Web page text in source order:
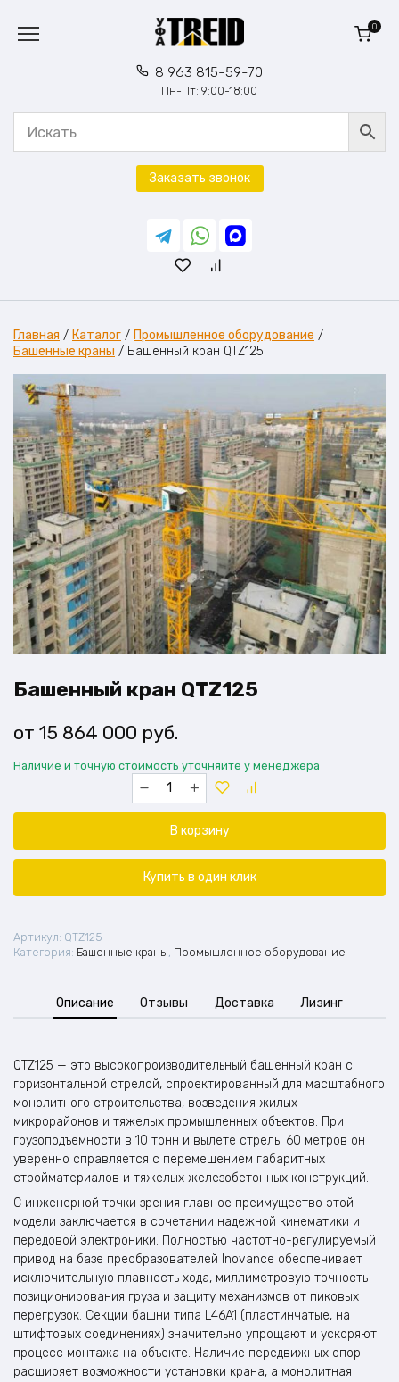
содержанию
8 963 815-59-70
Пн-Пт: 9:00-18:00
0
Заказать звонок
Главная / Каталог / Промышленное оборудование /
Башенные краны / Башенный кран QTZ125
Башенный кран QTZ125
15 864 000 руб.
Наличие и точную стоимость уточняйте у менеджера
Количество
товара
Башенный
В корзину
Купить в один клик
Артикул: QTZ125
Категория: Башенные краны, Промышленное оборудование
Описание Отзывы Доставка Лизинг
QTZ125 — это высокопроизводительный башенный кран с
горизонтальной стрелой, спроектированный для масштабного
монолитного строительства, возведения жилых
микрорайонов и тяжелых промышленных объектов. При
грузоподъемности в 10 тонн и вылете стрелы 60 метров он
уверенно справляется с перемещением габаритных
стройматериалов и тяжелых железобетонных конструкций.
С инженерной точки зрения главное преимущество этой
модели заключается в сочетании надежной кинематики и
передовой электроники. Полностью частотно-регулируемый
привод на базе преобразователей Inovance обеспечивает
исключительную плавность хода, миллиметровую точность
позиционирования груза и защиту механизмов от пиковых
перегрузок. Секции башни типа L46A1 (пластинчатые, на
штифтовых соединениях) значительно упрощают и ускоряют
процесс монтажа на объекте. Наличие передвижных опор
расширяет возможности установки крана, а монолитная